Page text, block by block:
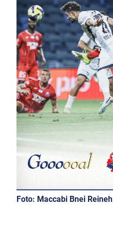
Foto: Maccabi Bnei Reineh